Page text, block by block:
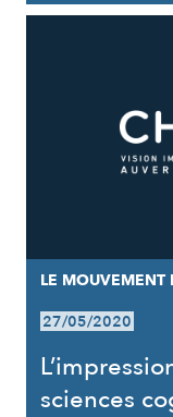
LE MOUVEMENT
27/05/2020
sciences